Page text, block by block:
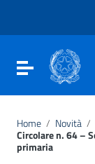
Vai al footer
Attiva /
Home / Novità /
Circolare n. 64 –
primaria